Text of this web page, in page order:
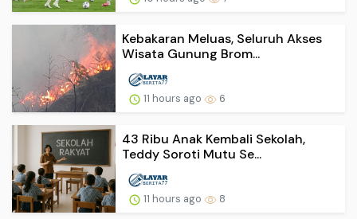
Kebakaran Meluas, Seluruh Akses
Wisata Gunung Brom...
11 hours ago 6
43 Ribu Anak Kembali Sekolah,
Teddy Soroti Mutu Se...
11 hours ago 8